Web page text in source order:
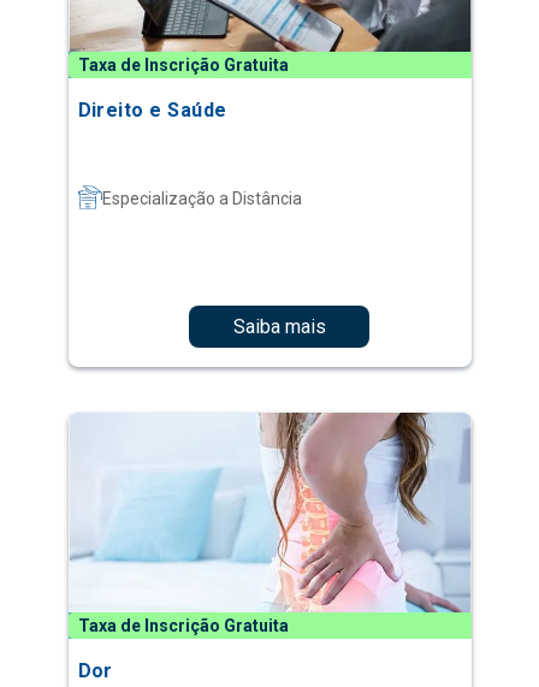
Taxa de Inscrição Gratuita
Direito e Saúde
Especialização a Distância
Saiba mais
Taxa de Inscrição Gratuita
Dor